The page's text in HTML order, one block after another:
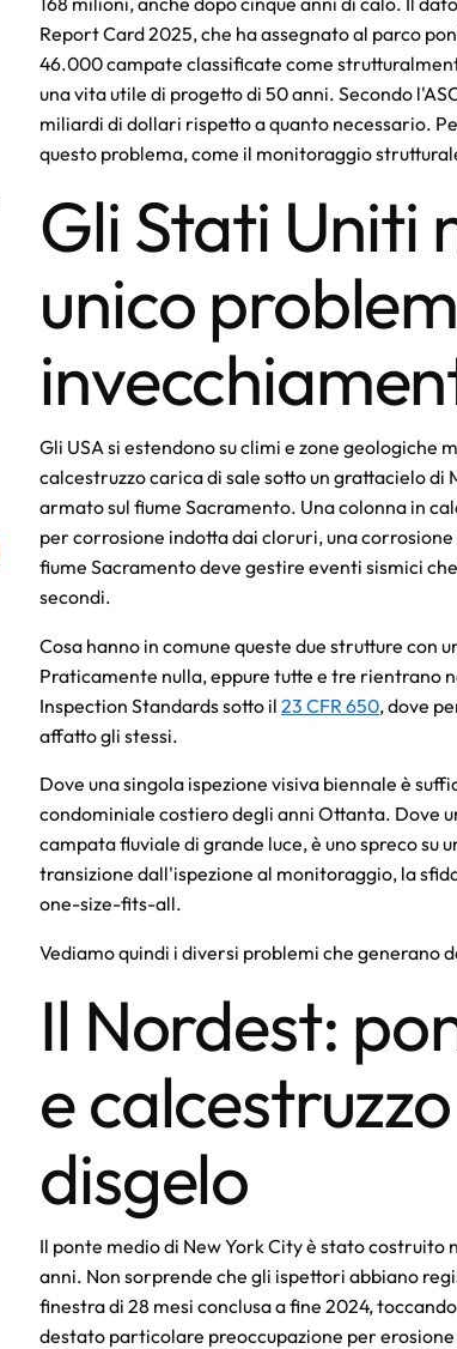
Report Card 2025, che ha assegnato al parco
46.000 campate classificate come
una vita utile di progetto di 50 anni. Secondo
miliardi di dollari rispetto a quanto necessario.
questo problema, come il monitoraggio
Gli Stati Uniti
unico
Gli USA si estendono su climi e zone geologiche
calcestruzzo carica di sale sotto un grattacielo
armato sul fiume Sacramento. Una colonna in
per corrosione indotta dai cloruri, una corrosione
fiume Sacramento deve gestire eventi sismici
secondi.
Cosa hanno in comune queste due strutture con
Praticamente nulla, eppure tutte e tre rientrano
Inspection Standards sotto il23 CFR 650, dove
affatto gli stessi.
Dove una singola ispezione visiva biennale è
condominiale costiero degli anni Ottanta. Dove
campata fluviale di grande luce, è uno spreco su
transizione dall'ispezione al monitoraggio, la
one-size-fits-all.
Vediamo quindi i diversi problemi che
Il Nordest:
e
disgelo
Il ponte medio di New York City è stato costruito
anni. Non sorprende che gli ispettori abbiano
finestra di 28 mesi conclusa a fine 2024,
destato particolare preoccupazione per